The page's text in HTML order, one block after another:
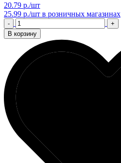
20.79 р./шт
25.99 р./шт в розничных магазинах
-
+
В корзину